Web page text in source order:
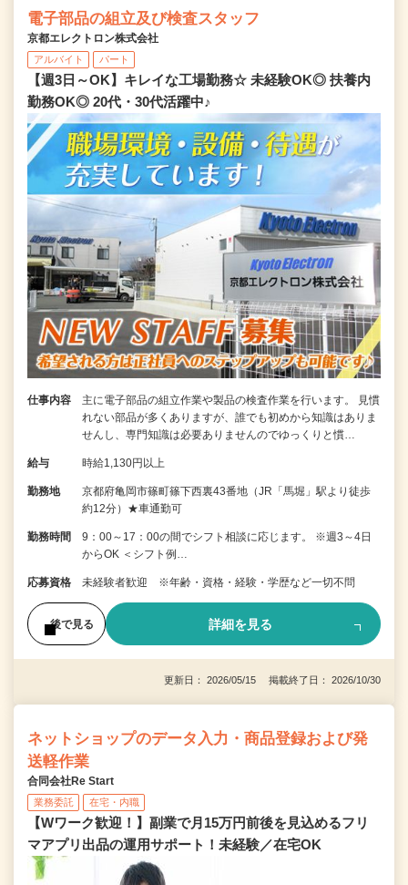
電子部品の組立及び検査スタッフ
京都エレクトロン株式会社
アルバイト パート
【週3日～OK】キレイな工場勤務☆ 未経験OK◎ 扶養内
勤務OK◎ 20代・30代活躍中♪
仕事内容
主に電子部品の組立作業や製品の検査作業を行います。 見慣
れない部品が多くありますが、誰でも初めから知識はありま
せんし、専門知識は必要ありませんのでゆっくりと慣…
給与 時給1,130円以上
勤務地
京都府亀岡市篠町篠下西裏43番地（JR「馬堀」駅より徒歩
約12分）★車通勤可
勤務時間
9：00～17：00の間でシフト相談に応じます。 ※週3～4日
からOK ＜シフト例…
応募資格 未経験者歓迎 ※年齢・資格・経験・学歴など一切不問
後で見る 詳細を見る
更新日： 2026/05/15 掲載終了日： 2026/10/30
ネットショップのデータ入力・商品登録および発
送軽作業
合同会社Re Start
業務委託 在宅・内職
【Wワーク歓迎！】副業で月15万円前後を見込めるフリ
マアプリ出品の運用サポート！未経験／在宅OK